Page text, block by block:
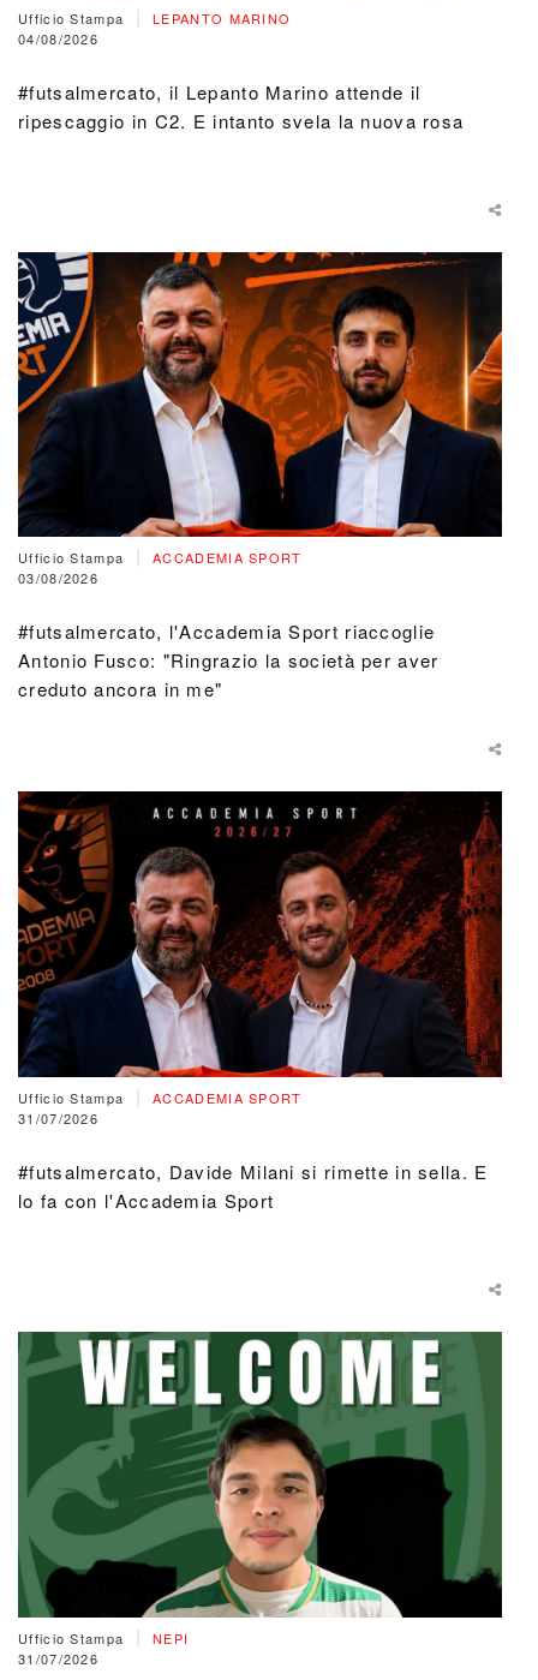
Ufficio Stampa
LEPANTO MARINO
04/08/2026
#futsalmercato, il Lepanto Marino attende il
ripescaggio in C2. E intanto svela la nuova rosa
Ufficio Stampa
ACCADEMIA SPORT
03/08/2026
#futsalmercato, l'Accademia Sport riaccoglie
Antonio Fusco: "Ringrazio la società per aver
creduto ancora in me"
Ufficio Stampa
ACCADEMIA SPORT
31/07/2026
#futsalmercato, Davide Milani si rimette in sella. E
lo fa con l'Accademia Sport
Ufficio Stampa
NEPI
31/07/2026